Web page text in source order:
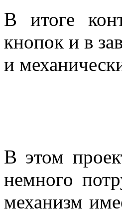
В итоге
кнопок и в
и
В этом
немного
механизм